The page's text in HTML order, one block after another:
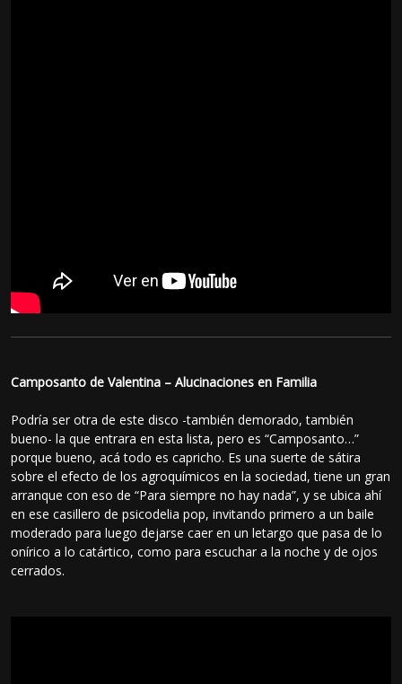
Camposanto de Valentina – Alucinaciones en Familia
Podría ser otra de este disco -también demorado, también
bueno- la que entrara en esta lista, pero es “Camposanto…”
porque bueno, acá todo es capricho. Es una suerte de sátira
sobre el efecto de los agroquímicos en la sociedad, tiene un gran
arranque con eso de “Para siempre no hay nada”, y se ubica ahí
en ese casillero de psicodelia pop, invitando primero a un baile
moderado para luego dejarse caer en un letargo que pasa de lo
onírico a lo catártico, como para escuchar a la noche y de ojos
cerrados.